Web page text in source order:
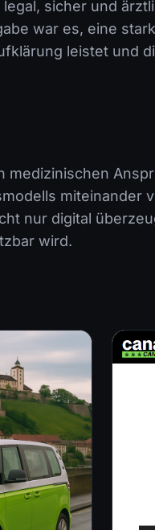
sicher und
war es, eine
leistet und
medizinischen
miteinander
nur digital
wird.